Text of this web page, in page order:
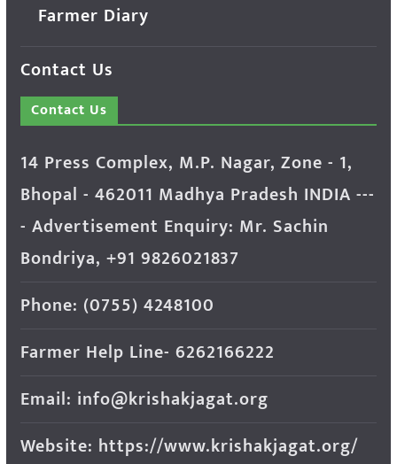
Farmer Diary
Contact Us
Contact Us
14 Press Complex, M.P. Nagar, Zone - 1,
Bhopal - 462011 Madhya Pradesh INDIA ---
- Advertisement Enquiry: Mr. Sachin
Bondriya, +91 9826021837
Phone: (0755) 4248100
Farmer Help Line- 6262166222
Email: info@krishakjagat.org
Website: https://www.krishakjagat.org/